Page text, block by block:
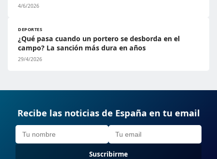
4/6/2026
DEPORTES
¿Qué pasa cuando un portero se desborda en el
campo? La sanción más dura en años
29/4/2026
Recibe las noticias de España en tu email
Suscribirme